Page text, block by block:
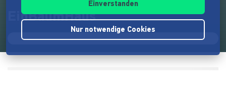
EinBaumHaus
Einverstanden
Nur notwendige Cookies